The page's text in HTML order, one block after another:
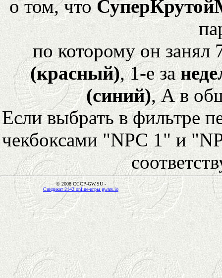
о том, что
по которому он
(красный), 1-е за
(синий), А в
Если выбрать в фильтре
чекбоксами "NPC 1" и
© 2008 CCCP-GW.SU -
Синдикат 2142 online-игры gwars.io